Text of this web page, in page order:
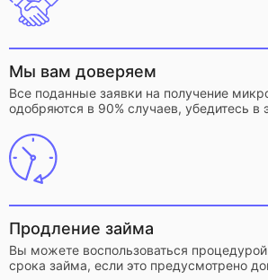
Мы вам доверяем
Все поданные заявки на получение
одобряются в 90% случаев, убедитесь в
Продление займа
Вы можете воспользоваться
срока займа, если это предусмотрено